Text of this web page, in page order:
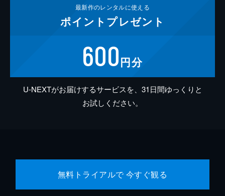
最新作のレンタルに使える
ポイント プレゼント
600円分
U-NEXTがお届けするサービスを、31日間ゆっくりと
お試しください。
無料トライアルで 今すぐ観る